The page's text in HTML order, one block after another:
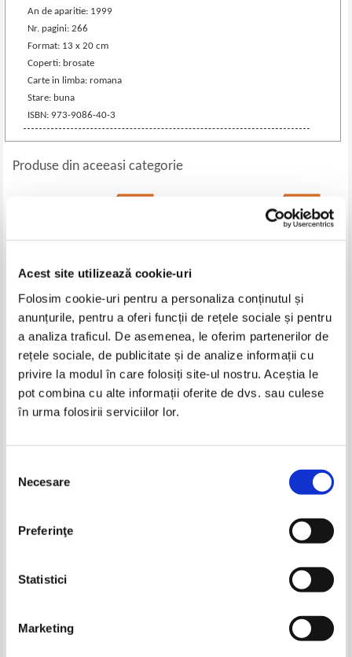
Acest site utilizează cookie-uri
Folosim cookie-uri pentru a personaliza conținutul și
anunțurile, pentru a oferi funcții de rețele sociale și pentru
a analiza traficul. De asemenea, le oferim partenerilor de
rețele sociale, de publicitate și de analize informații cu
privire la modul în care folosiți site-ul nostru. Aceștia le
pot combina cu alte informații oferite de dvs. sau culese
în urma folosirii serviciilor lor.
consimțământului
Necesare
Preferinţe
Statistici
Marketing
An de aparitie: 1999
Nr. pagini: 266
Format: 13 x 20 cm
Coperti: brosate
Carte in limba: romana
Stare: buna
ISBN: 973-9086-40-3
Produse din aceeasi categorie
Alfred Hitchcock - Istorisiri
macabre
Pret:17,00Lei 13,60 Lei
Adaugă în coș
Barry Eisler - Operatiunea
Ochiul lui Dumnezeu
Pret:20,00Lei 13,00 Lei
Rodica Ojog - Brasoveanu -
Colin Falconer - Aztec